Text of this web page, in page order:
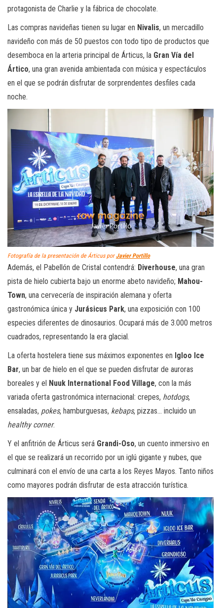
protagonista de Charlie y la fábrica de chocolate.
Las compras navideñas tienen su lugar en Nivalis, un mercadillo
navideño con más de 50 puestos con todo tipo de productos que
desemboca en la arteria principal de Árticus, la Gran Vía del
Ártico, una gran avenida ambientada con música y espectáculos
en el que se podrán disfrutar de sorprendentes desfiles cada
noche.
Fotografía de la presentación de Árticus por Javier Portillo
Además, el Pabellón de Cristal contendrá: Diverhouse, una gran
pista de hielo cubierta bajo un enorme abeto navideño; Mahou-
Town, una cervecería de inspiración alemana y oferta
gastronómica única y Jurásicus Park, una exposición con 100
especies diferentes de dinosaurios. Ocupará más de 3.000 metros
cuadrados, representando la era glacial.
La oferta hostelera tiene sus máximos exponentes en Igloo Ice
Bar, un bar de hielo en el que se pueden disfrutar de auroras
boreales y el Nuuk International Food Village, con la más
variada oferta gastronómica internacional: crepes, hotdogs,
ensaladas, pokes, hamburguesas, kebaps, pizzas… incluido un
healthy corner.
Y el anfitrión de Árticus será Grandi-Oso, un cuento inmersivo en
el que se realizará un recorrido por un iglú gigante y nubes, que
culminará con el envío de una carta a los Reyes Mayos. Tanto niños
como mayores podrán disfrutar de esta atracción turística.